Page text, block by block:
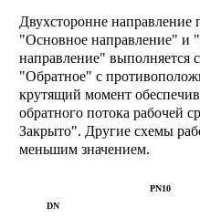
Двухсторонне направление
"Основное направление" и
направление" выполняется
"Обратное" с
крутящий момент
обратного потока рабочей
Закрыто". Другие схемы
меньшим значением.
DN
PN10